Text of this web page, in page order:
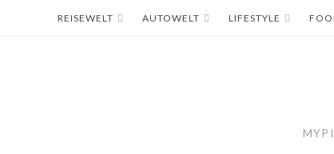
REISEWELT AUTOWELT LIFESTYLE